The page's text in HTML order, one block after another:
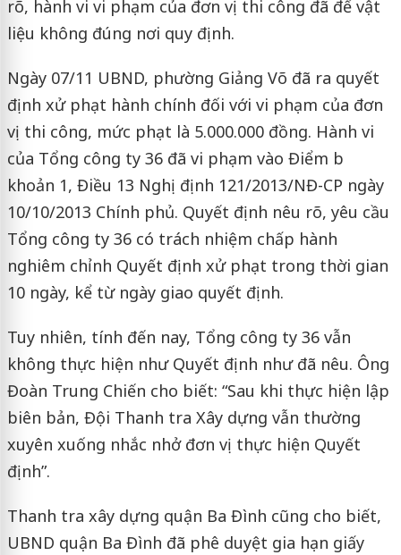
rõ, hành vi vi phạm của đơn vị thi công đã để vật
liệu không đúng nơi quy định.
Ngày 07/11 UBND, phường Giảng Võ đã ra quyết
định xử phạt hành chính đối với vi phạm của đơn
vị thi công, mức phạt là 5.000.000 đồng. Hành vi
của Tổng công ty 36 đã vi phạm vào Điểm b
khoản 1, Điều 13 Nghị định 121/2013/NĐ-CP ngày
10/10/2013 Chính phủ. Quyết định nêu rõ, yêu cầu
Tổng công ty 36 có trách nhiệm chấp hành
nghiêm chỉnh Quyết định xử phạt trong thời gian
10 ngày, kể từ ngày giao quyết định.
Tuy nhiên, tính đến nay, Tổng công ty 36 vẫn
không thực hiện như Quyết định như đã nêu. Ông
Đoàn Trung Chiến cho biết: “Sau khi thực hiện lập
biên bản, Đội Thanh tra Xây dựng vẫn thường
xuyên xuống nhắc nhở đơn vị thực hiện Quyết
định”.
Thanh tra xây dựng quận Ba Đình cũng cho biết,
UBND quận Ba Đình đã phê duyệt gia hạn giấy